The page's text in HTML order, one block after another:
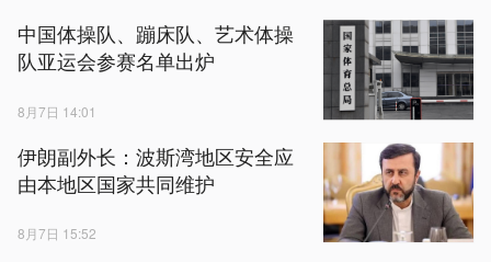
中国体操队、蹦床队、艺术体操
队亚运会参赛名单出炉
8月7日 14:01
伊朗副外长：波斯湾地区安全应
由本地区国家共同维护
8月7日 15:52